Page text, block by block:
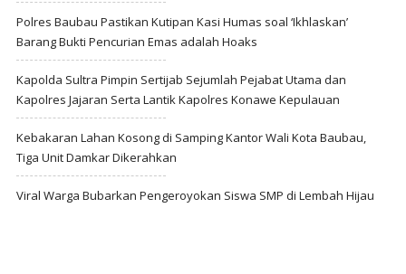
Polres Baubau Pastikan Kutipan Kasi Humas soal ‘Ikhlaskan’
Barang Bukti Pencurian Emas adalah Hoaks
Kapolda Sultra Pimpin Sertijab Sejumlah Pejabat Utama dan
Kapolres Jajaran Serta Lantik Kapolres Konawe Kepulauan
Kebakaran Lahan Kosong di Samping Kantor Wali Kota Baubau,
Tiga Unit Damkar Dikerahkan
Viral Warga Bubarkan Pengeroyokan Siswa SMP di Lembah Hijau